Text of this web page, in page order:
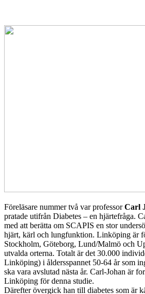
Föreläsare nummer två var professorCarl
pratade utifrån Diabetes – en hjärtefråga.
med att berätta om SCAPIS en stor
hjärt, kärl och lungfunktion. Linköping är
Stockholm, Göteborg, Lund/Malmö och
utvalda orterna. Totalt är det 30.000
Linköping) i åldersspannet 50-64 år som
ska vara avslutad nästa år. Carl-Johan är
Linköping för denna studie.
Därefter övergick han till diabetes som är